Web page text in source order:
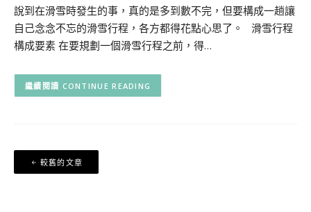
說到在滑雪時發生的事，真的是多到數不完，但要構成一趟讓
自己念念不忘的滑雪行程，各方都得花點心思了。 滑雪行程
構成要素 在要規劃一個滑雪行程之前，得…
CONTINUE READING
章
較舊的文章